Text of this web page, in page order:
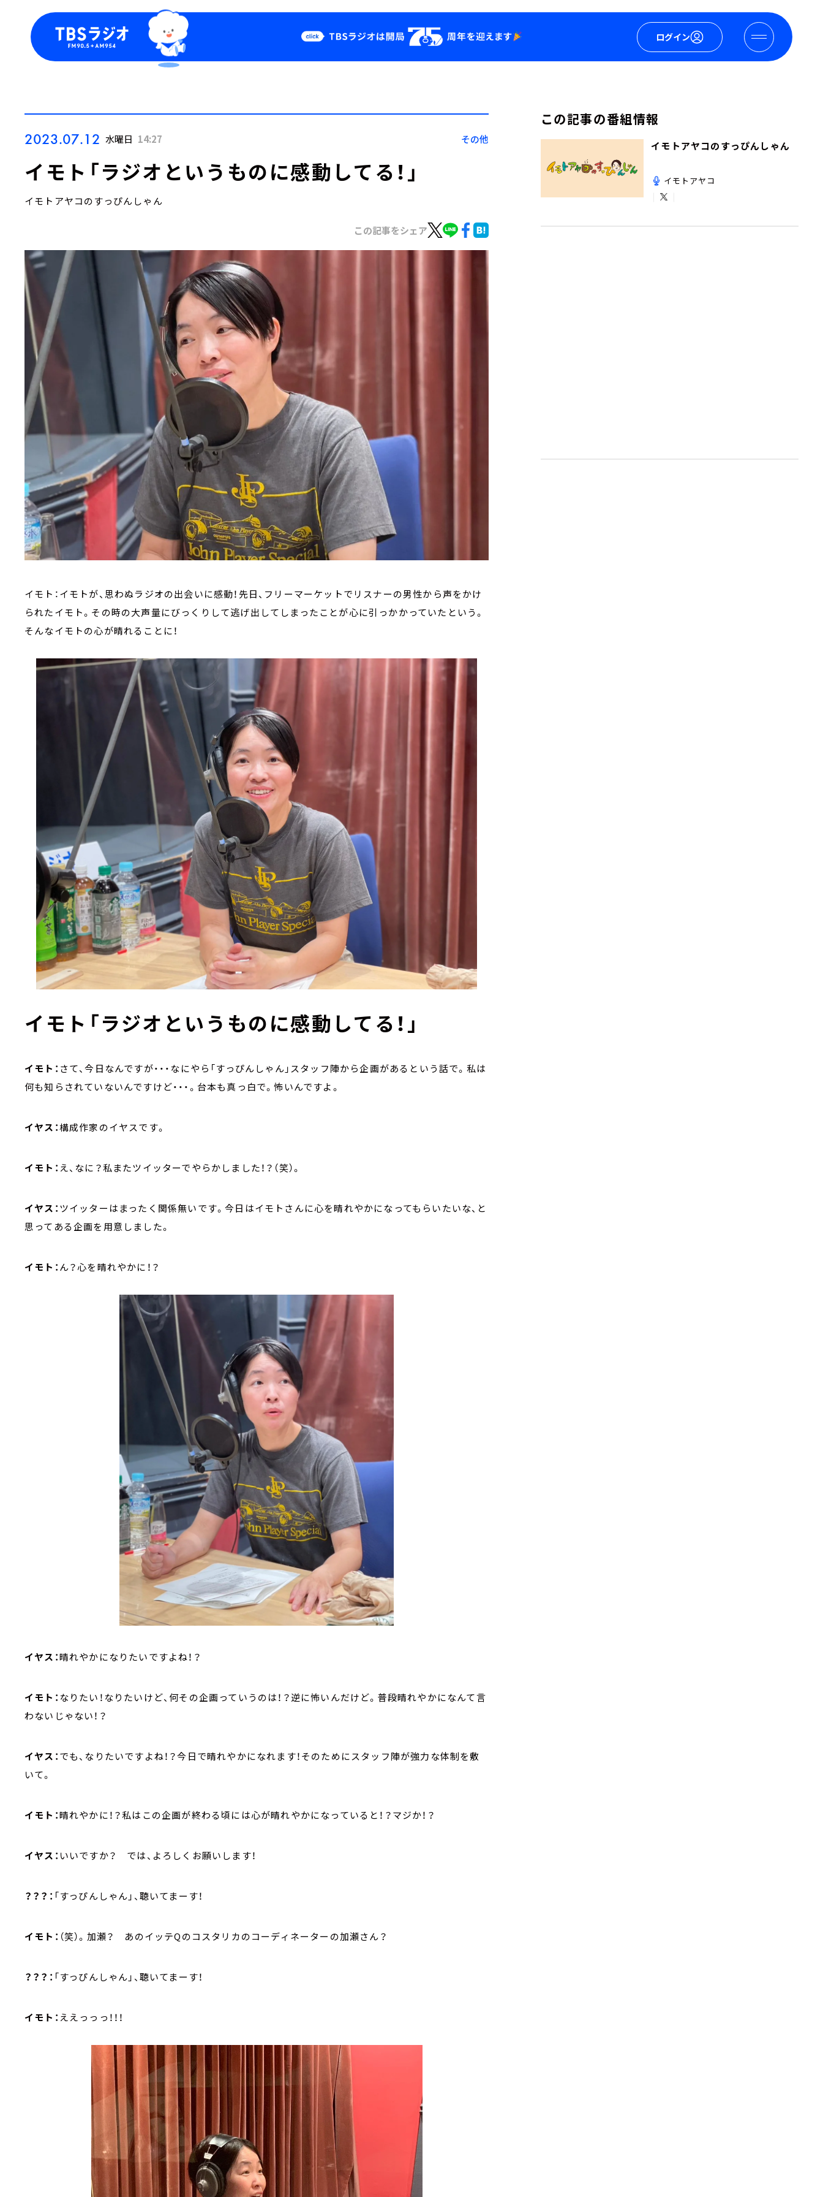
ログイン
Podcast
YouTube
2023.07.12 水曜日 14:27 その他
イモト「ラジオというものに感動してる！」
イモトアヤコのすっぴんしゃん
この記事をシェア
イモト：イモトが、思わぬラジオの出会いに感動！先日、フリーマーケットでリスナーの男性から声をかけ
られたイモト。その時の大声量にびっくりして逃げ出してしまったことが心に引っかかっていたという。
そんなイモトの心が晴れることに！
イモト「ラジオというものに感動してる！」
イモト： さて、今日なんですが・・・なにやら「すっぴんしゃん」スタッフ陣から企画があるという話で。私は
何も知らされていないんですけど・・・。台本も真っ白で。怖いんですよ。
イヤス：構成作家のイヤスです。
イモト： え、なに？私またツイッターでやらかしました！？（笑）。
イヤス：ツイッターはまったく関係無いです。今日はイモトさんに心を晴れやかになってもらいたいな、と
思ってある企画を用意しました。
イモト：ん？心を晴れやかに！？
イヤス：晴れやかになりたいですよね！？
イモト： なりたい！なりたいけど、何その企画っていうのは！？逆に怖いんだけど。普段晴れやかになんて言
わないじゃない！？
イヤス：でも、なりたいですよね！？今日で晴れやかになれます！そのためにスタッフ陣が強力な体制を敷
いて。
イモト：晴れやかに！？私はこの企画が終わる頃には心が晴れやかになっていると！？マジか！？
イヤス： いいですか？ では、よろしくお願いします！
？？？： 「すっぴんしゃん」、聴いてまーす！
イモト： （笑）。加瀬？ あのイッテQのコスタリカのコーディネーターの加瀬さん？
？？？： 「すっぴんしゃん」、聴いてまーす！
イモト： ええっっっ！！！
この記事の番組情報
イモトアヤコのすっぴんしゃん
イモトアヤコ